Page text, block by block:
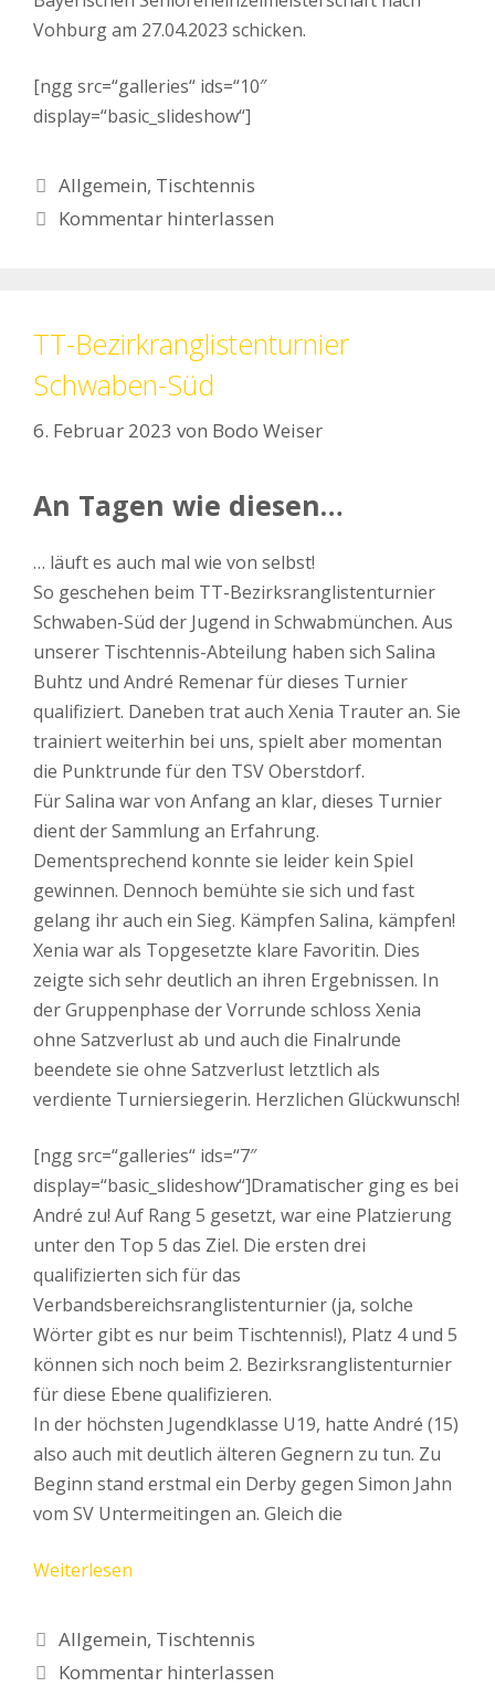
Vohburg am 27.04.2023 schicken.
[ngg src=“galleries“ ids=“10″
display=“basic_slideshow“]
Kategorien
Allgemein, Tischtennis
Kommentar hinterlassen
TT-Bezirkranglistenturnier
Schwaben-Süd
6. Februar 2023 von Bodo Weiser
An Tagen wie diesen…
… läuft es auch mal wie von selbst!
So geschehen beim TT-Bezirksranglistenturnier
Schwaben-Süd der Jugend in Schwabmünchen. Aus
unserer Tischtennis-Abteilung haben sich Salina
Buhtz und André Remenar für dieses Turnier
qualifiziert. Daneben trat auch Xenia Trauter an. Sie
trainiert weiterhin bei uns, spielt aber momentan
die Punktrunde für den TSV Oberstdorf.
Für Salina war von Anfang an klar, dieses Turnier
dient der Sammlung an Erfahrung.
Dementsprechend konnte sie leider kein Spiel
gewinnen. Dennoch bemühte sie sich und fast
gelang ihr auch ein Sieg. Kämpfen Salina, kämpfen!
Xenia war als Topgesetzte klare Favoritin. Dies
zeigte sich sehr deutlich an ihren Ergebnissen. In
der Gruppenphase der Vorrunde schloss Xenia
ohne Satzverlust ab und auch die Finalrunde
beendete sie ohne Satzverlust letztlich als
verdiente Turniersiegerin. Herzlichen Glückwunsch!
[ngg src=“galleries“ ids=“7″
display=“basic_slideshow“]Dramatischer ging es bei
André zu! Auf Rang 5 gesetzt, war eine Platzierung
unter den Top 5 das Ziel. Die ersten drei
qualifizierten sich für das
Verbandsbereichsranglistenturnier (ja, solche
Wörter gibt es nur beim Tischtennis!), Platz 4 und 5
können sich noch beim 2. Bezirksranglistenturnier
für diese Ebene qualifizieren.
In der höchsten Jugendklasse U19, hatte André (15)
also auch mit deutlich älteren Gegnern zu tun. Zu
Beginn stand erstmal ein Derby gegen Simon Jahn
vom SV Untermeitingen an. Gleich die
Weiterlesen
Kategorien
Allgemein, Tischtennis
Kommentar hinterlassen